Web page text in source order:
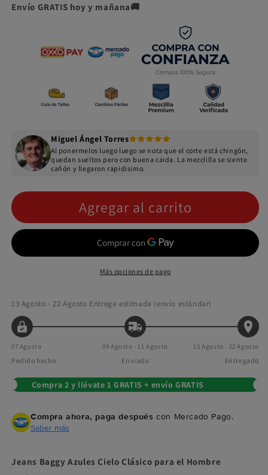
Envío GRATIS hoy y mañana🚚
Miguel Ángel Torres
Al ponermelos luego luego se nota que el corte está chingón,
quedan sueltos pero con buena caida. La mezclilla se siente
cañón y llegaron rapidisimo.
Agregar al carrito
Más opciones de pago
13 Agosto - 22 Agosto Entrega estimada (envío estándar)
07 Agosto
Pedido hecho
09 Agosto - 11 Agosto
Enviado
13 Agosto - 22 Agosto
Entregado
Compra 2 y llévate 1 GRATIS + envío GRATIS
Compra ahora, paga después con Mercado Pago.
Saber más
Jeans Baggy Azules Cielo Clásico para el Hombre